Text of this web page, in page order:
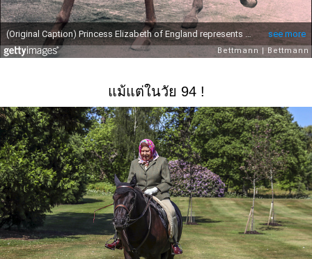
แม้แต่ในวัย 94 !